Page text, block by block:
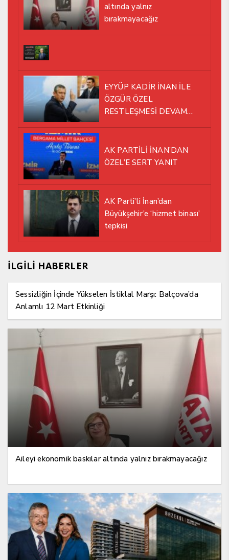
altında yalnız
bırakmayacağız
EYYÜP KADİR İNAN İLE
ÖZGÜR ÖZEL
RESTLEŞMESİ DEVAM
AK PARTİLİ İNAN’DAN
ÖZEL’E SERT YANIT
AK Parti’li İnan’dan
Büyükşehir’e ‘hizmet binası’
tepkisi
İLGİLİ HABERLER
Sessizliğin İçinde Yükselen İstiklal Marşı: Balçova’da
Anlamlı 12 Mart Etkinliği
Aileyi ekonomik baskılar altında yalnız bırakmayacağız